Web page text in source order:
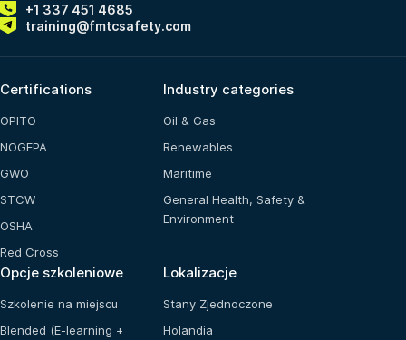
+1 337 451 4685
training@fmtcsafety.com
Certifications
OPITO
NOGEPA
GWO
STCW
OSHA
Red Cross
Industry categories
Oil & Gas
Renewables
Maritime
General Health, Safety &
Environment
Opcje szkoleniowe
Szkolenie na miejscu
Blended (E-learning +
Lokalizacje
Stany Zjednoczone
Holandia